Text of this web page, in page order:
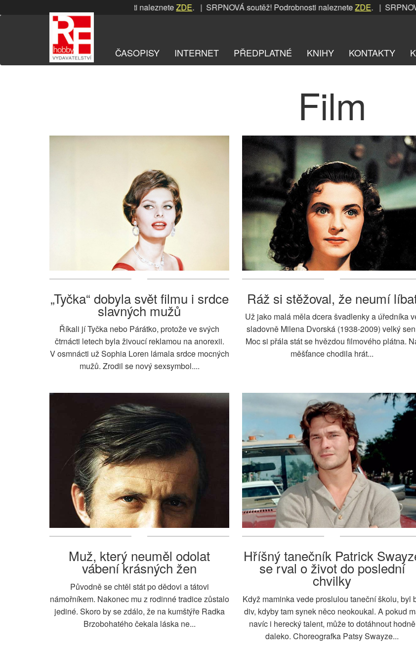
na
soutěž! Podrobnosti nalezneteZDE. | SRPNOVÁ soutěž! Podrobnosti nalezneteZDE. | SRPNOVÁ soutěž!
ČASOPISY INTERNET PŘEDPLATNÉ KNIHY KONTAKTY
Film
„Tyčka“ dobyla svět filmu i srdce
slavných mužů
Říkali jí Tyčka nebo Párátko, protože ve svých
čtrnácti letech byla živoucí reklamou na anorexii.
V osmnácti už Sophia Loren lámala srdce mocných
mužů. Zrodil se nový sexsymbol....
Ráž si stěžoval, že neumí
Už jako malá měla dcera švadlenky a úředníka
sladovně Milena Dvorská (1938-2009) velký
Moc si přála stát se hvězdou filmového plátna.
měšťance chodila hrát...
Muž, který neuměl odolat
vábení krásných žen
Původně se chtěl stát po dědovi a tátovi
námořníkem. Nakonec mu z rodinné tradice zůstalo
jediné. Skoro by se zdálo, že na kumštýře Radka
Brzobohatého čekala láska ne...
Hříšný tanečník Patrick
se rval o život do poslední
chvilky
Když maminka vede proslulou taneční školu, byl
div, kdyby tam synek něco neokoukal. A pokud
navíc i herecký talent, může to dotáhnout hodně
daleko. Choreografka Patsy Swayze...